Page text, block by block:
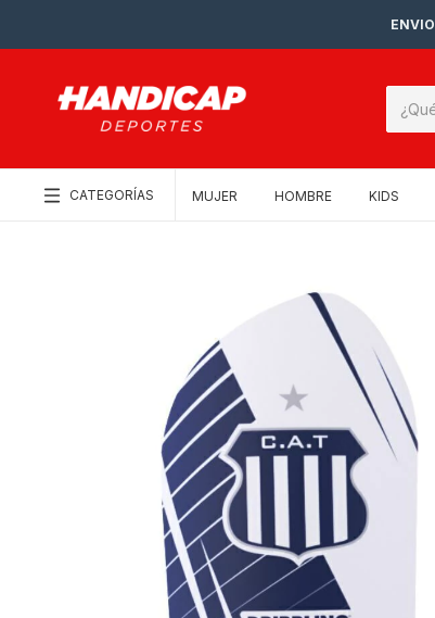
CATEGORÍAS MUJER HOMBRE KIDS